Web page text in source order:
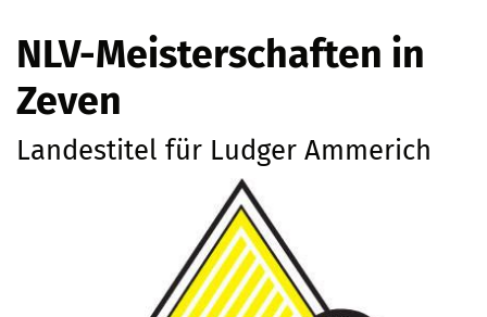
NLV-Meisterschaften in
Zeven
Landestitel für Ludger Ammerich